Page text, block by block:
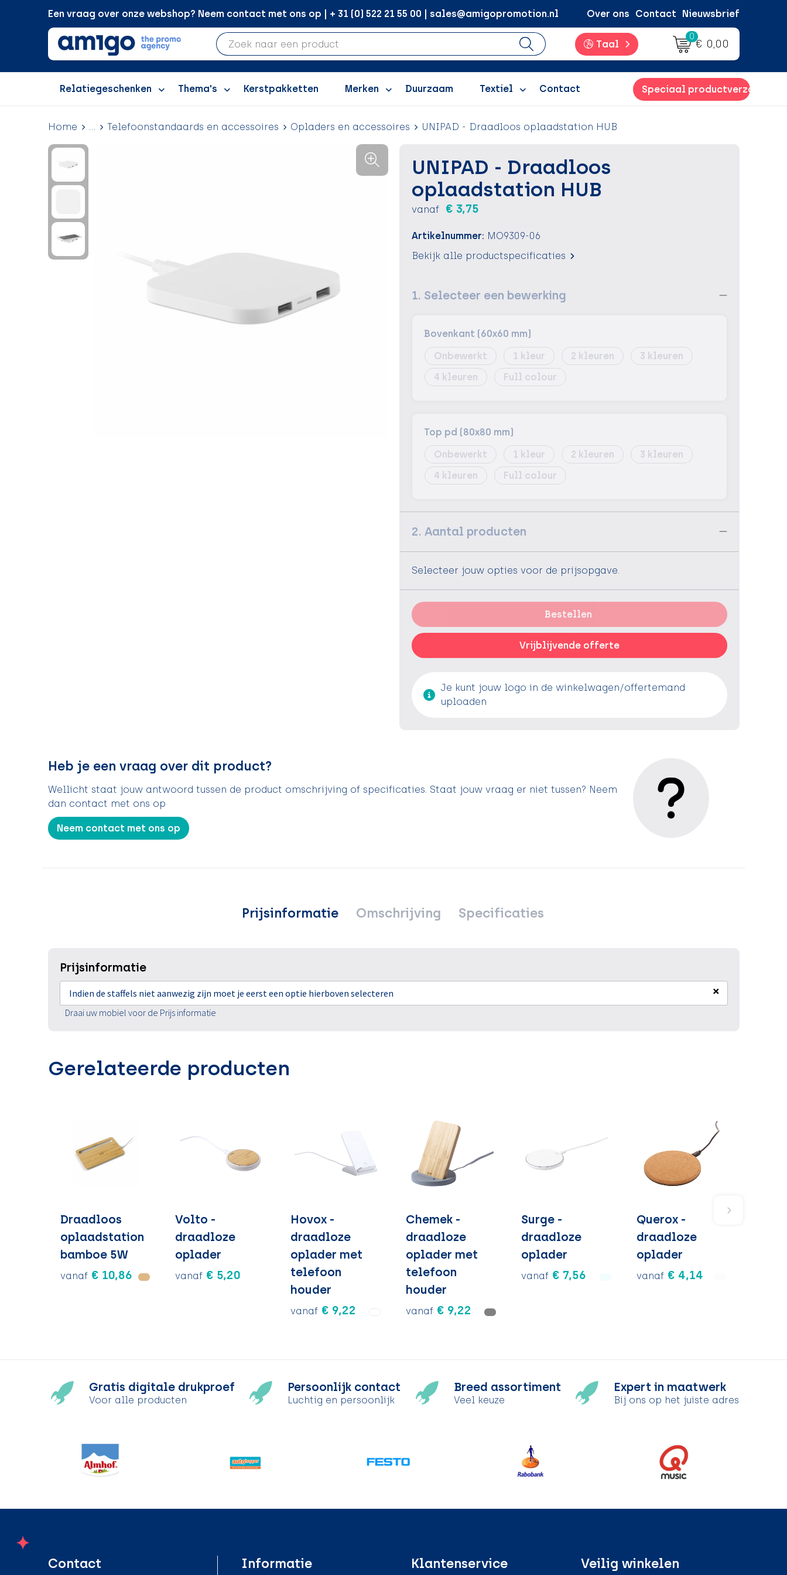
Een vraag over onze webshop? Neem contact met ons op | + 31 (0) 522 21 55 00 | sales@amigopromotion.nl Over ons Contact Nieuwsbrief
Taal
0
€ 0,00
Relatiegeschenken Thema's Kerstpakketten Merken Duurzaam Textiel Contact Speciaal productverzoek
Home ... Telefoonstandaards en accessoires Opladers en accessoires UNIPAD - Draadloos oplaadstation HUB
UNIPAD - Draadloos
oplaadstation HUB
vanaf € 3,75
Artikelnummer: MO9309-06
Bekijk alle productspecificaties
1. Selecteer een bewerking
Bovenkant (60x60 mm)
Onbewerkt
1 2
3
4
Full colour
Top pd (80x80 mm)
Onbewerkt
1 2
3
4
Full colour
2. Aantal producten
Selecteer jouw opties voor de prijsopgave.
Bestellen
Vrijblijvende offerte
Je kunt jouw logo in de winkelwagen/offertemand
uploaden
Heb je een vraag over dit product?
Wellicht staat jouw antwoord tussen de product omschrijving of specificaties. Staat jouw vraag er niet tussen? Neem
dan contact met ons op
Neem contact met ons op
Prijsinformatie Omschrijving Specificaties
Prijsinformatie
Indien de staffels niet aanwezig zijn moet je eerst een optie hierboven selecteren ×
Draai uw mobiel voor de Prijs informatie
Gerelateerde producten
Draadloos
oplaadstation
bamboe 5W
vanaf € 10,86
Volto -
draadloze
oplader
vanaf € 5,20
Hovox -
draadloze
oplader met
telefoon
houder
vanaf € 9,22
Chemek -
draadloze
oplader met
telefoon
houder
vanaf € 9,22
Surge -
draadloze
oplader
vanaf € 7,56
Querox -
draadloze
oplader
vanaf € 4,14
Gratis digitale drukproef
Voor alle producten
Persoonlijk contact
Luchtig en persoonlijk
Breed assortiment
Veel keuze
Expert in maatwerk
Bij ons op het juiste adres
Contact Informatie Klantenservice Veilig winkelen